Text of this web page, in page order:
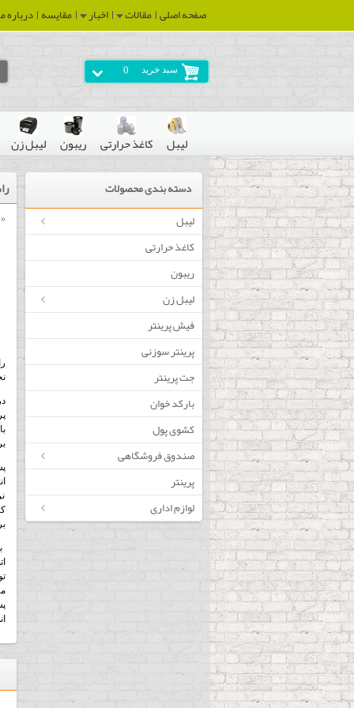
صفحه اصلی مقالات اخبار مقایسه درباره
سبد خرید 0
لیبل کاغذ حرارتی ریبون لیبل زن
دسته بندی محصولات
لیبل
کاغذ حرارتی
ریبون
لیبل زن
فیش پرینتر
پرینتر سوزنی
جت پرینتر
بارکد خوان
کشوی پول
صندوق فروشگاهی
پرینتر
لوازم اداری